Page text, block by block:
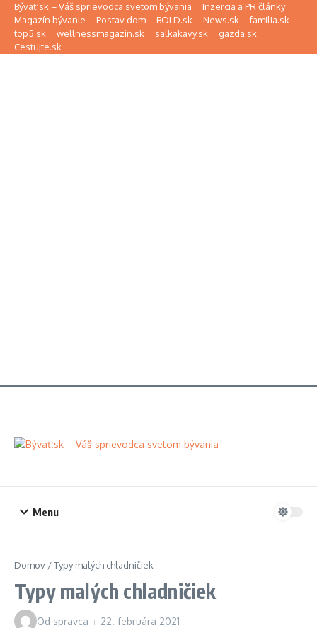
Preskočiť na obsah
Bývať.sk – Váš sprievodca svetom bývania
Inzercia a PR články
Magazín bývanie
Postav dom BOLD.sk News.sk
familia.sk
top5.sk
wellnessmagazin.sk salkakavy.sk
gazda.sk
Cestujte.sk
Menu
Domov /Typy malých chladničiek
Typy malých chladničiek
Od spravca 22. februára 2021